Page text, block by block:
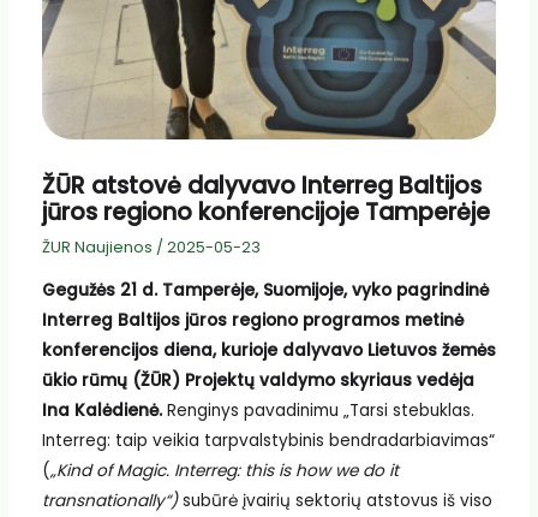
ŽŪR atstovė dalyvavo Interreg Baltijos
jūros regiono konferencijoje Tamperėje
ŽUR Naujienos / 2025-05-23
Gegužės 21 d. Tamperėje, Suomijoje, vyko pagrindinė
Interreg Baltijos jūros regiono programos metinė
konferencijos diena, kurioje dalyvavo Lietuvos žemės
ūkio rūmų (ŽŪR) Projektų valdymo skyriaus vedėja
Ina Kalėdienė.Renginys pavadinimu „Tarsi stebuklas.
Interreg: taip veikia tarpvalstybinis bendradarbiavimas“
(„Kind of Magic. Interreg: this is how we do it
transnationally“)subūrė įvairių sektorių atstovus iš viso